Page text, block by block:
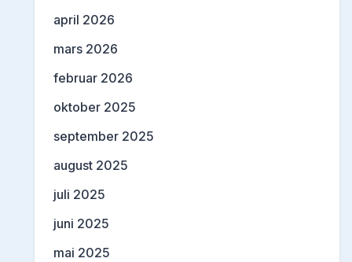
april 2026
mars 2026
februar 2026
oktober 2025
september 2025
august 2025
juli 2025
juni 2025
mai 2025